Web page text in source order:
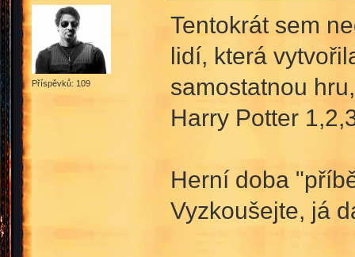
Příspěvků: 109
Tentokrát sem
lidí, která
samostatnou
Harry Potter
Herní doba
Vyzkoušejte, já